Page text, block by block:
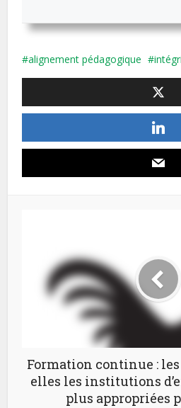
alignement pédagogique
Formation continue :
elles les institutions
plus appropriées